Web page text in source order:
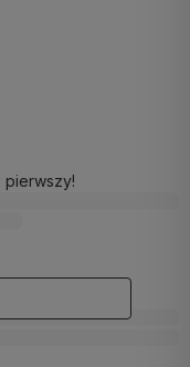
pierwszy!